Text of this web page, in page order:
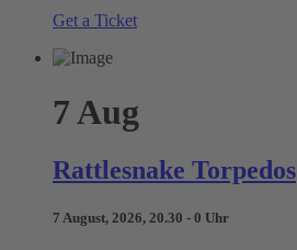
Get a Ticket
7 Aug
Rattlesnake Torpedos
7 August, 2026, 20.30 - 0 Uhr